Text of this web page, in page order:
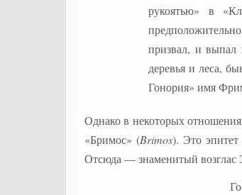
рукоятью» в
призвал, и выпал
деревья и леса,
Гонория» имя
Однако в некоторых
«Бримос» (Brimos). Это
Отсюда — знаменитый возглас